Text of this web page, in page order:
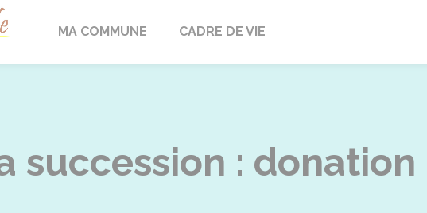
Heutrégiville
MA COMMUNE CADRE DE VIE
succession : donation